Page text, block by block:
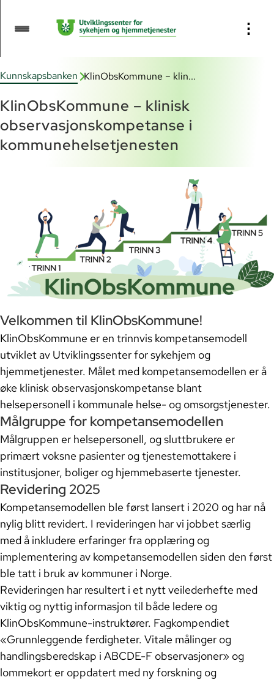
⋮
Veileder for bruk av
kompetansemodellen
Trinn 1: Grunnleggende ferdigheter
Trinn 3: ABCDE-F, NEWS2 og
ISBAR
Trinn 4 og 5: Teamarbeid og
kommunikasjon, pasientforløp
internt i kommunen og på tvers av
helsetjenestenivå
Å benytte KlinObsKommune til å
styrke resiliens og bygge en
lærende organisasjon
Last ned læringsmateriell
Lommekort og skjema
Markedsføringsmateriell
Kunnskapsbanken KlinObsKommune – klin...
KlinObsKommune – klinisk
observasjonskompetanse i
kommunehelsetjenesten
Velkommen til KlinObsKommune!
KlinObsKommune er en trinnvis kompetansemodell
utviklet av Utviklingssenter for sykehjem og
hjemmetjenester. Målet med kompetansemodellen er å
øke klinisk observasjonskompetanse blant
helsepersonell i kommunale helse- og omsorgstjenester.
Målgruppe for kompetansemodellen
Målgruppen er helsepersonell, og sluttbrukere er
primært voksne pasienter og tjenestemottakere i
institusjoner, boliger og hjemmebaserte tjenester.
Revidering 2025
Kompetansemodellen ble først lansert i 2020 og har nå
nylig blitt revidert. I revideringen har vi jobbet særlig
med å inkludere erfaringer fra opplæring og
implementering av kompetansemodellen siden den først
ble tatt i bruk av kommuner i Norge.
Revideringen har resultert i et nytt veilederhefte med
viktig og nyttig informasjon til både ledere og
KlinObsKommune-instruktører. Fagkompendiet
«Grunnleggende ferdigheter. Vitale målinger og
handlingsberedskap i ABCDE-F observasjoner» og
lommekort er oppdatert med ny forskning og